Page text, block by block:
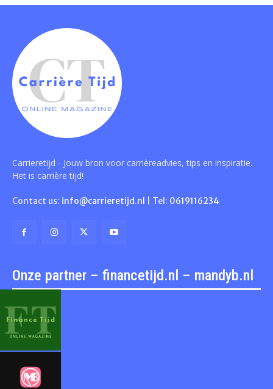
Carrieretijd - Jouw bron voor carrièreadvies, tips en inspiratie.
Het is carrière tijd!
Contact us: info@carrieretijd.nl | Tel: 0619116234
Onze partner – financetijd.nl – mandyb.nl